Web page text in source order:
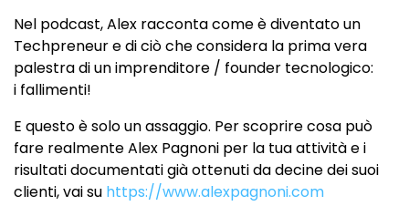
Nel podcast, Alex racconta come è diventato un
Techpreneur e di ciò che considera la prima vera
palestra di un imprenditore / founder tecnologico:
i fallimenti!
E questo è solo un assaggio. Per scoprire cosa può
fare realmente Alex Pagnoni per la tua attività e i
risultati documentati già ottenuti da decine dei suoi
clienti, vai su https://www.alexpagnoni.com